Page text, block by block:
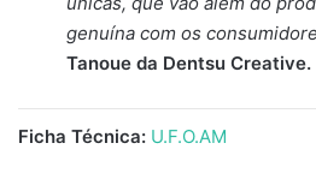
genuína com os
Tanoue da Dentsu Creative.
Ficha Técnica: U.F.O.AM